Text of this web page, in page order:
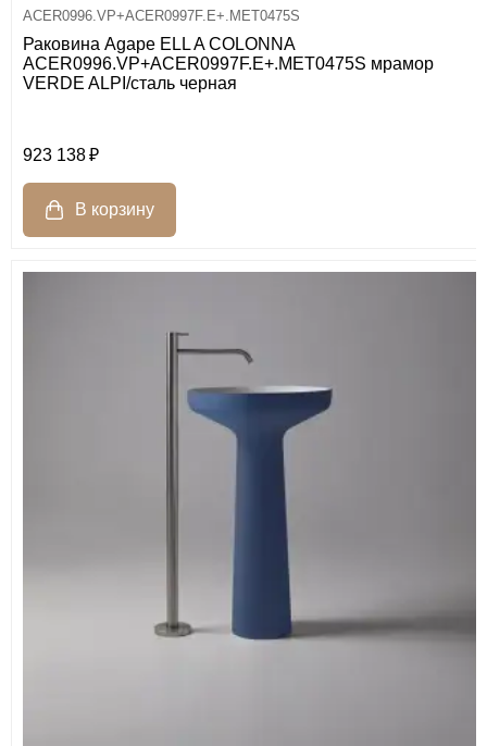
ACER0996.VP+ACER0997F.E+.MET0475S
Раковина Agape ELL A COLONNA
ACER0996.VP+ACER0997F.E+.MET0475S мрамор
VERDE ALPI/сталь черная
923 138